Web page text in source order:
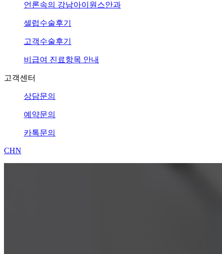
언론속의 강남아이원스안과
셀럽수술후기
고객수술후기
비급여 진료항목 안내
고객센터
상담문의
예약문의
카톡문의
CHN